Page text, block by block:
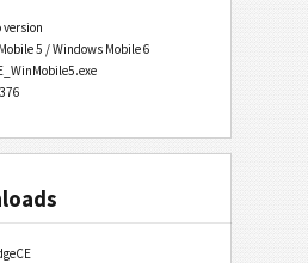
version
5 / Windows Mobile 6